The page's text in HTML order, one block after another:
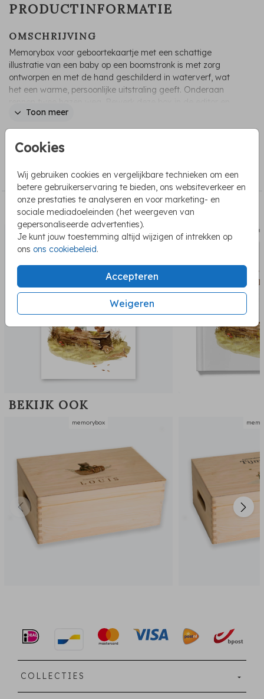
Cookies
Wij gebruiken cookies en vergelijkbare technieken om een
betere gebruikerservaring te bieden, ons websiteverkeer en
onze prestaties te analyseren en voor marketing- en
sociale mediadoeleinden (het weergeven van
gepersonaliseerde advertenties).
Je kunt jouw toestemming altijd wijzigen of intrekken op
ons ons cookiebeleid.
Accepteren
Weigeren
PRODUCTINFORMATIE
OMSCHRIJVING
Memorybox voor geboortekaartje met een schattige
illustratie van een baby op een boomstronk is met zorg
ontworpen en met de hand geschilderd in waterverf, wat
het een warme, persoonlijke uitstraling geeft. Onderaan
personaliseer met een eigen naam en tekst.
Toon meer
Memorybox
PASSEND BIJ DE KAART
geboortekaartje
BEKIJK OOK
memorybox
COLLECTIES